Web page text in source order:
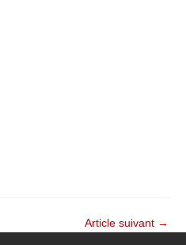
Article suivant →